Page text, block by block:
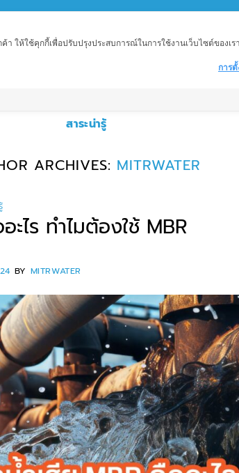
สาระน่ารู้
ARCHIVES: MITRWATER
ไร ทำไมต้องใช้ MBR
BY MITRWATER
า ให้ใช้คุกกี้เพื่อปรับปรุงประสบการณ์ในการใช้งานเว็บไซต์ของเ
การ